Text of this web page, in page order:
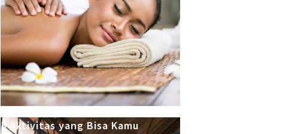
5 Aktivitas yang Bisa Kamu